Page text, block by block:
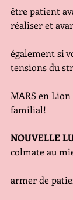
être patient
réaliser et
également si
tensions du
MARS en
familial!
NOUVELLE
colmate au
armer de